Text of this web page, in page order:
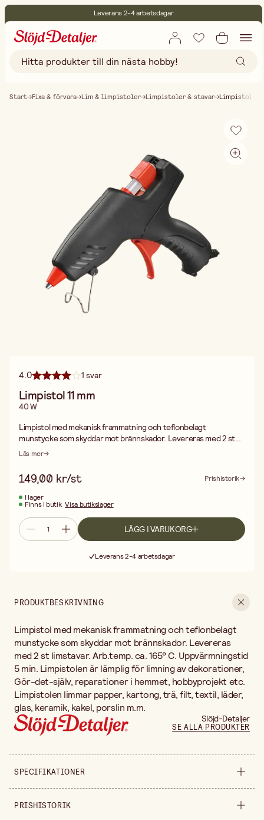
Leverans 2-4 arbetsdagar
Fri frakt vid köp över 499:-
Start Fixa & förvara Lim & limpistoler Limpistoler & stavar Limpistol 11
4.0 1 svar
Limpistol 11 mm
40 W
Limpistol med mekanisk frammatning och teflonbelagt
munstycke som skyddar mot brännskador. Levereras med 2 st
limstavar. Arb.temp. ca. 165° C. Uppvärmningstid 5 min.
reparationer i hemmet, hobbyprojekt etc. Limpistolen limmar
papper, kartong, trä, filt, textil, läder, glas, keramik, kakel, porslin
m.m.
Läs mer
149,00 kr/st
Prishistorik
I lager
Finns i butik Visa butikslager
LÄGG I VARUKORG
Leverans 2-4 arbetsdagar
PRODUKTBESKRIVNING
Limpistol med mekanisk frammatning och teflonbelagt
munstycke som skyddar mot brännskador. Levereras
med 2 st limstavar. Arb.temp. ca. 165° C. Uppvärmningstid
5 min. Limpistolen är lämplig för limning av dekorationer,
Gör-det-själv, reparationer i hemmet, hobbyprojekt etc.
Limpistolen limmar papper, kartong, trä, filt, textil, läder,
glas, keramik, kakel, porslin m.m.
Slöjd-Detaljer
SE ALLA PRODUKTER
SPECIFIKATIONER
Säljs i styck
PRISHISTORIK